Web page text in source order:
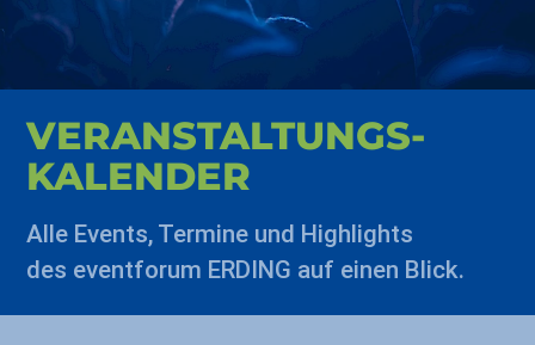
VERAN­STALTUNGS­
KALENDER
Alle Events, Termine und Highlights
des eventforum ERDING auf einen Blick.